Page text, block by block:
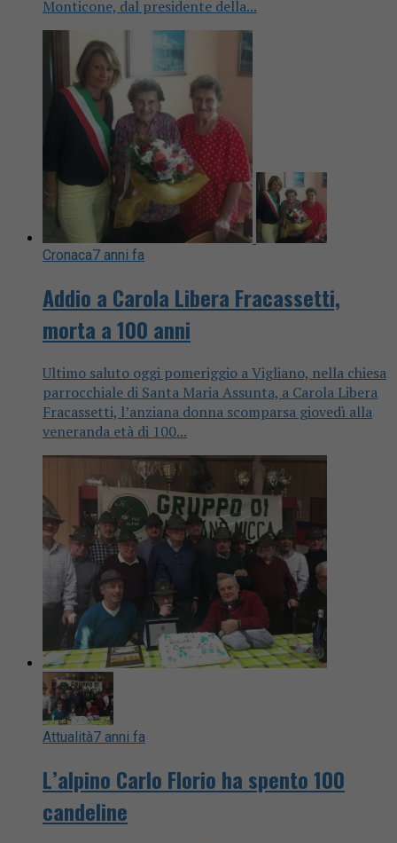
Monticone, dal presidente della...
Cronaca7 anni fa
Addio a Carola Libera Fracassetti,
morta a 100 anni
Ultimo saluto oggi pomeriggio a Vigliano, nella chiesa
parrocchiale di Santa Maria Assunta, a Carola Libera
Fracassetti, l’anziana donna scomparsa giovedì alla
veneranda età di 100...
Attualità7 anni fa
L’alpino Carlo Florio ha spento 100
candeline